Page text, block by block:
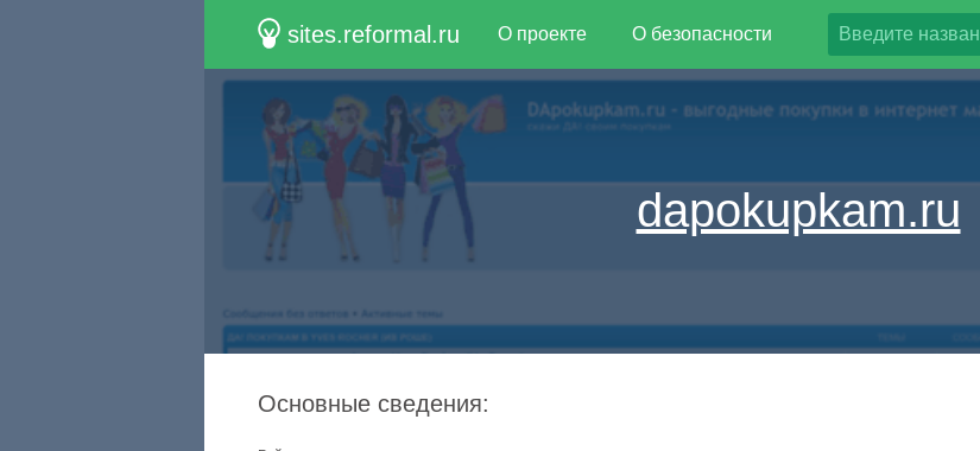
sites.reformal.ru О проекте О безопасности
dapokupkam.ru
Основные сведения: